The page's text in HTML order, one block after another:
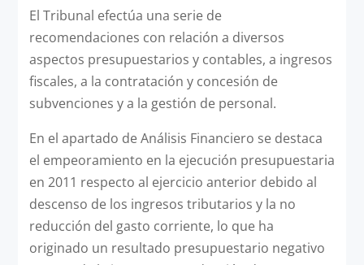
El Tribunal efectúa una serie de
recomendaciones con relación a diversos
aspectos presupuestarios y contables, a ingresos
fiscales, a la contratación y concesión de
subvenciones y a la gestión de personal.
En el apartado de Análisis Financiero se destaca
el empeoramiento en la ejecución presupuestaria
en 2011 respecto al ejercicio anterior debido al
descenso de los ingresos tributarios y la no
reducción del gasto corriente, lo que ha
originado un resultado presupuestario negativo